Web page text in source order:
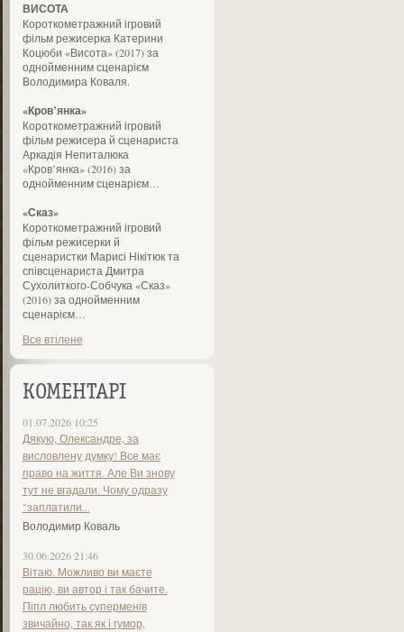
ВИСОТА
Короткометражний ігровий
фільм режисерка Катерини
Коцюби «Висота» (2017) за
однойменним сценарієм
Володимира Коваля.
«Кров’янка»
Короткометражний ігровий
фільм режисера й сценариста
Аркадія Непиталюка
«Кров’янка» (2016) за
однойменним сценарієм…
«Сказ»
Короткометражний ігровий
фільм режисерки й
сценаристки Марисі Нікітюк та
співсценариста Дмитра
Сухолиткого-Собчука «Сказ»
(2016) за однойменним
сценарієм…
Все втілене
КОМЕНТАРІ
01.07.2026 10:25
Дякую, Олександре, за
висловлену думку! Все має
право на життя. Але Ви знову
тут не вгадали. Чому одразу
"заплатили...
Володимир Коваль
30.06.2026 21:46
Вітаю. Можливо ви маєте
рацію, ви автор і так бачите.
Піпл любить суперменів
звичайно, так як і гумор,